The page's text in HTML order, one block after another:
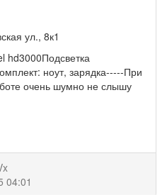
ул., 8к1
hd3000Подсветка
ноут, зарядка-----При
очень шумно не слышу
04:01